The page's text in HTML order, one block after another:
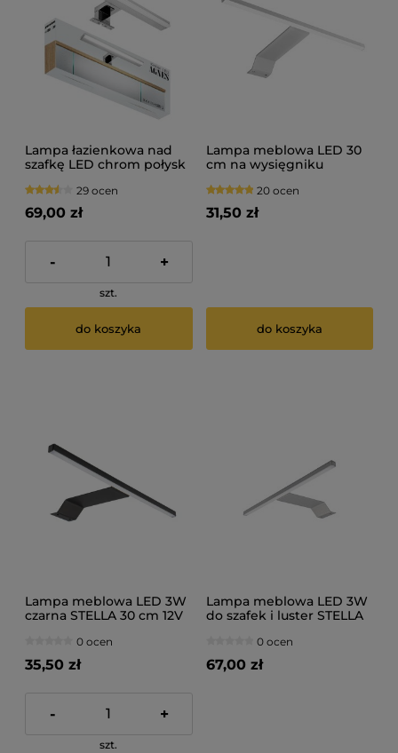
Lampa łazienkowa nad
szafkę LED chrom połysk
29 ocen
69,00 zł
- +
szt.
do koszyka
Lampa meblowa LED 30
cm na wysięgniku
20 ocen
31,50 zł
do koszyka
Lampa meblowa LED 3W
czarna STELLA 30 cm 12V
0 ocen
35,50 zł
- +
szt.
Lampa meblowa LED 3W
do szafek i luster STELLA
0 ocen
67,00 zł